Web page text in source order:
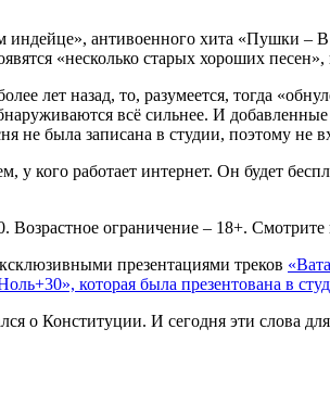
антивоенного хита «Пушки –
«несколько старых хороших
лет назад, то, разумеется, тогда
всё сильнее. И
не была записана в студии, поэтому
у кого работает интернет. Он будет
Возрастное ограничение – 18+. Смотрите
презентациями треков
которая была презентована в
о Конституции. И сегодня эти слова